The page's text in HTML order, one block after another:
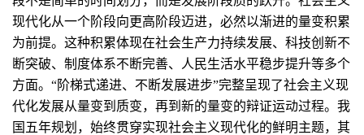
现代化从一个阶段向更高阶段迈进，必然以渐进的量变积累
为前提。这种积累体现在社会生产力持续发展、科技创新不
断突破、制度体系不断完善、人民生活水平稳步提升等多个
方面。“阶梯式递进、不断发展进步”完整呈现了社会主义现
代化发展从量变到质变，再到新的量变的辩证运动过程。我
国五年规划，始终贯穿实现社会主义现代化的鲜明主题，其